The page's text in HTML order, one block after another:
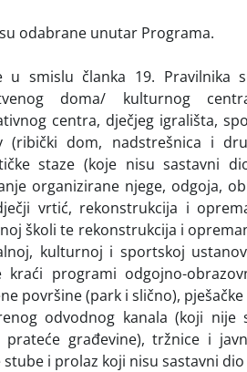
odabrane unutar Programa.
u smislu članka 19. Pravilnika
doma/ kulturnog
centra, dječjeg igrališta,
(ribički dom, nadstrešnica i
staze (koje nisu sastavni
organizirane njege, odgoja,
vrtić, rekonstrukcija i
školi te rekonstrukcija i
kulturnoj i sportskoj
programi odgojno-
površine (park i slično),
odvodnog kanala (koji nije
građevine), tržnice i
i prolaz koji nisu sastavni dio